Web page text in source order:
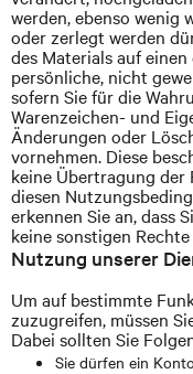
werden, ebenso wenig
oder zerlegt werden
des Materials auf
persönliche, nicht
sofern Sie für die
Warenzeichen- und
Änderungen oder
vornehmen. Diese
keine Übertragung der
diesen
erkennen Sie an, dass
keine sonstigen
Nutzung unserer
Um auf bestimmte
zuzugreifen, müssen
Dabei sollten Sie
Sie dürfen ein